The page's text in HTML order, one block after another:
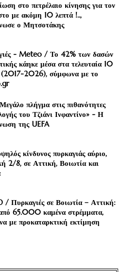
στο πετρέλαιο κίνησης για τον
με ακόμη 10 λεπτά !..,
ο Μητσοτάκης
- Meteo / Το 42% των δασών
κάηκε μέσα στα τελευταία 10
(2017-2026), σύμφωνα με το
πλήγμα στις πιθανότητες
του Τζιάνι Ινφαντίνο» - Η
της UEFA
κίνδυνος πυρκαγιάς αύριο,
2/8, σε Αττική, Βοιωτία και
/ Πυρκαγιές σε Βοιωτία – Αττική:
65.000 καμένα στρέμματα,
με προκαταρκτική εκτίμηση